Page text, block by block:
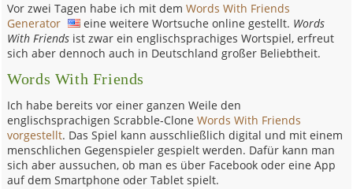
Vor zwei Tagen habe ich mit demWords With Friends
Generator
eine weitere Wortsuche online gestellt. Words
With Friends ist zwar ein englischsprachiges Wortspiel, erfreut
sich aber dennoch auch in Deutschland großer Beliebtheit.
Words With Friends
Ich habe bereits vor einer ganzen Weile den
englischsprachigen Scrabble-CloneWords With Friends
vorgestellt. Das Spiel kann ausschließlich digital und mit einem
menschlichen Gegenspieler gespielt werden. Dafür kann man
sich aber aussuchen, ob man es über Facebook oder eine App
auf dem Smartphone oder Tablet spielt.